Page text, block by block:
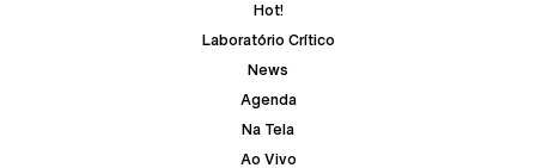
Hot!
Laboratório Crítico
News
Agenda
Na Tela
Ao Vivo